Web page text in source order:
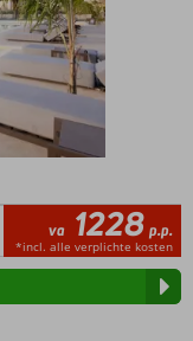
va 1228 p.p.
*incl. alle verplichte kosten